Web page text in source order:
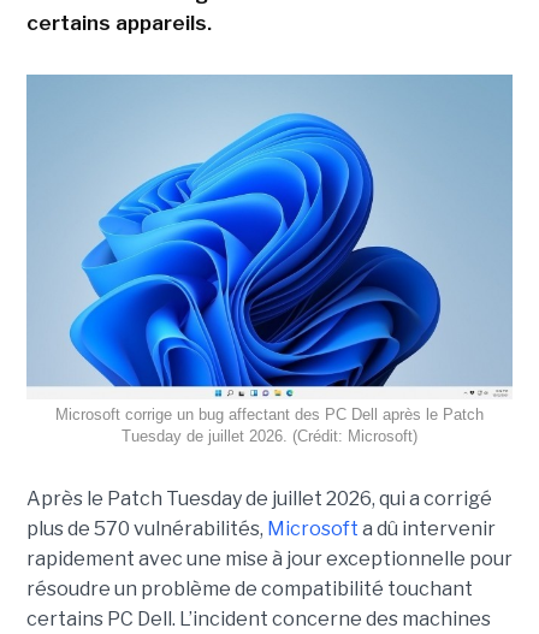
certains appareils.
Microsoft corrige un bug affectant des PC Dell après le Patch
Tuesday de juillet 2026. (Crédit: Microsoft)
Après le Patch Tuesday de juillet 2026, qui a corrigé
plus de 570 vulnérabilités, Microsoft a dû intervenir
rapidement avec une mise à jour exceptionnelle pour
résoudre un problème de compatibilité touchant
certains PC Dell. L’incident concerne des machines